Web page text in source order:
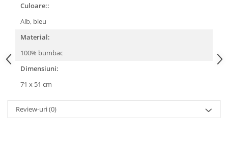
Culoare::
Alb, bleu
Material:
100% bumbac
Dimensiuni:
71 x 51 cm
Review-uri(0)